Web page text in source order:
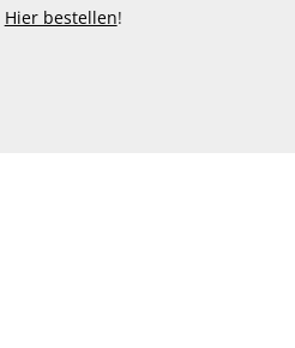
Hier bestellen!